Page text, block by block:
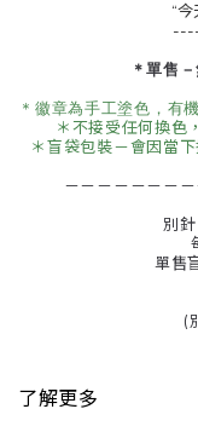
“今
＊單售－
＊徽章為手工塗色，有
＊不接受任何換色
＊盲袋包裝－會因當
－－－－－－－
別
單售
(
了解更多